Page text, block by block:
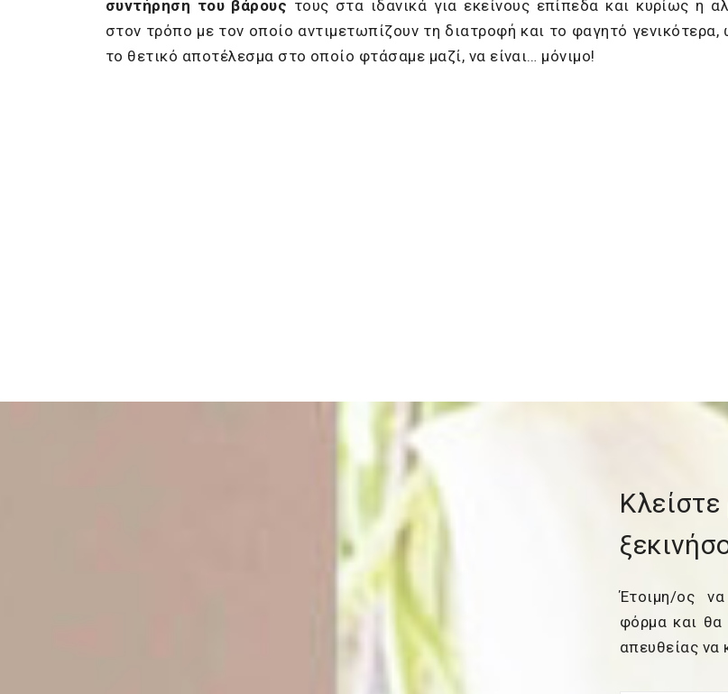
συντήρηση του βάρους τους στα ιδανικά για εκείνους επίπεδα και κυρίως η
στον τρόπο με τον οποίο αντιμετωπίζουν τη διατροφή και το φαγητό
το θετικό αποτέλεσμα στο οποίο φτάσαμε μαζί, να είναι… μόνιμο!
Έτοιμη/ος
φόρμα και θα
απευθείας να